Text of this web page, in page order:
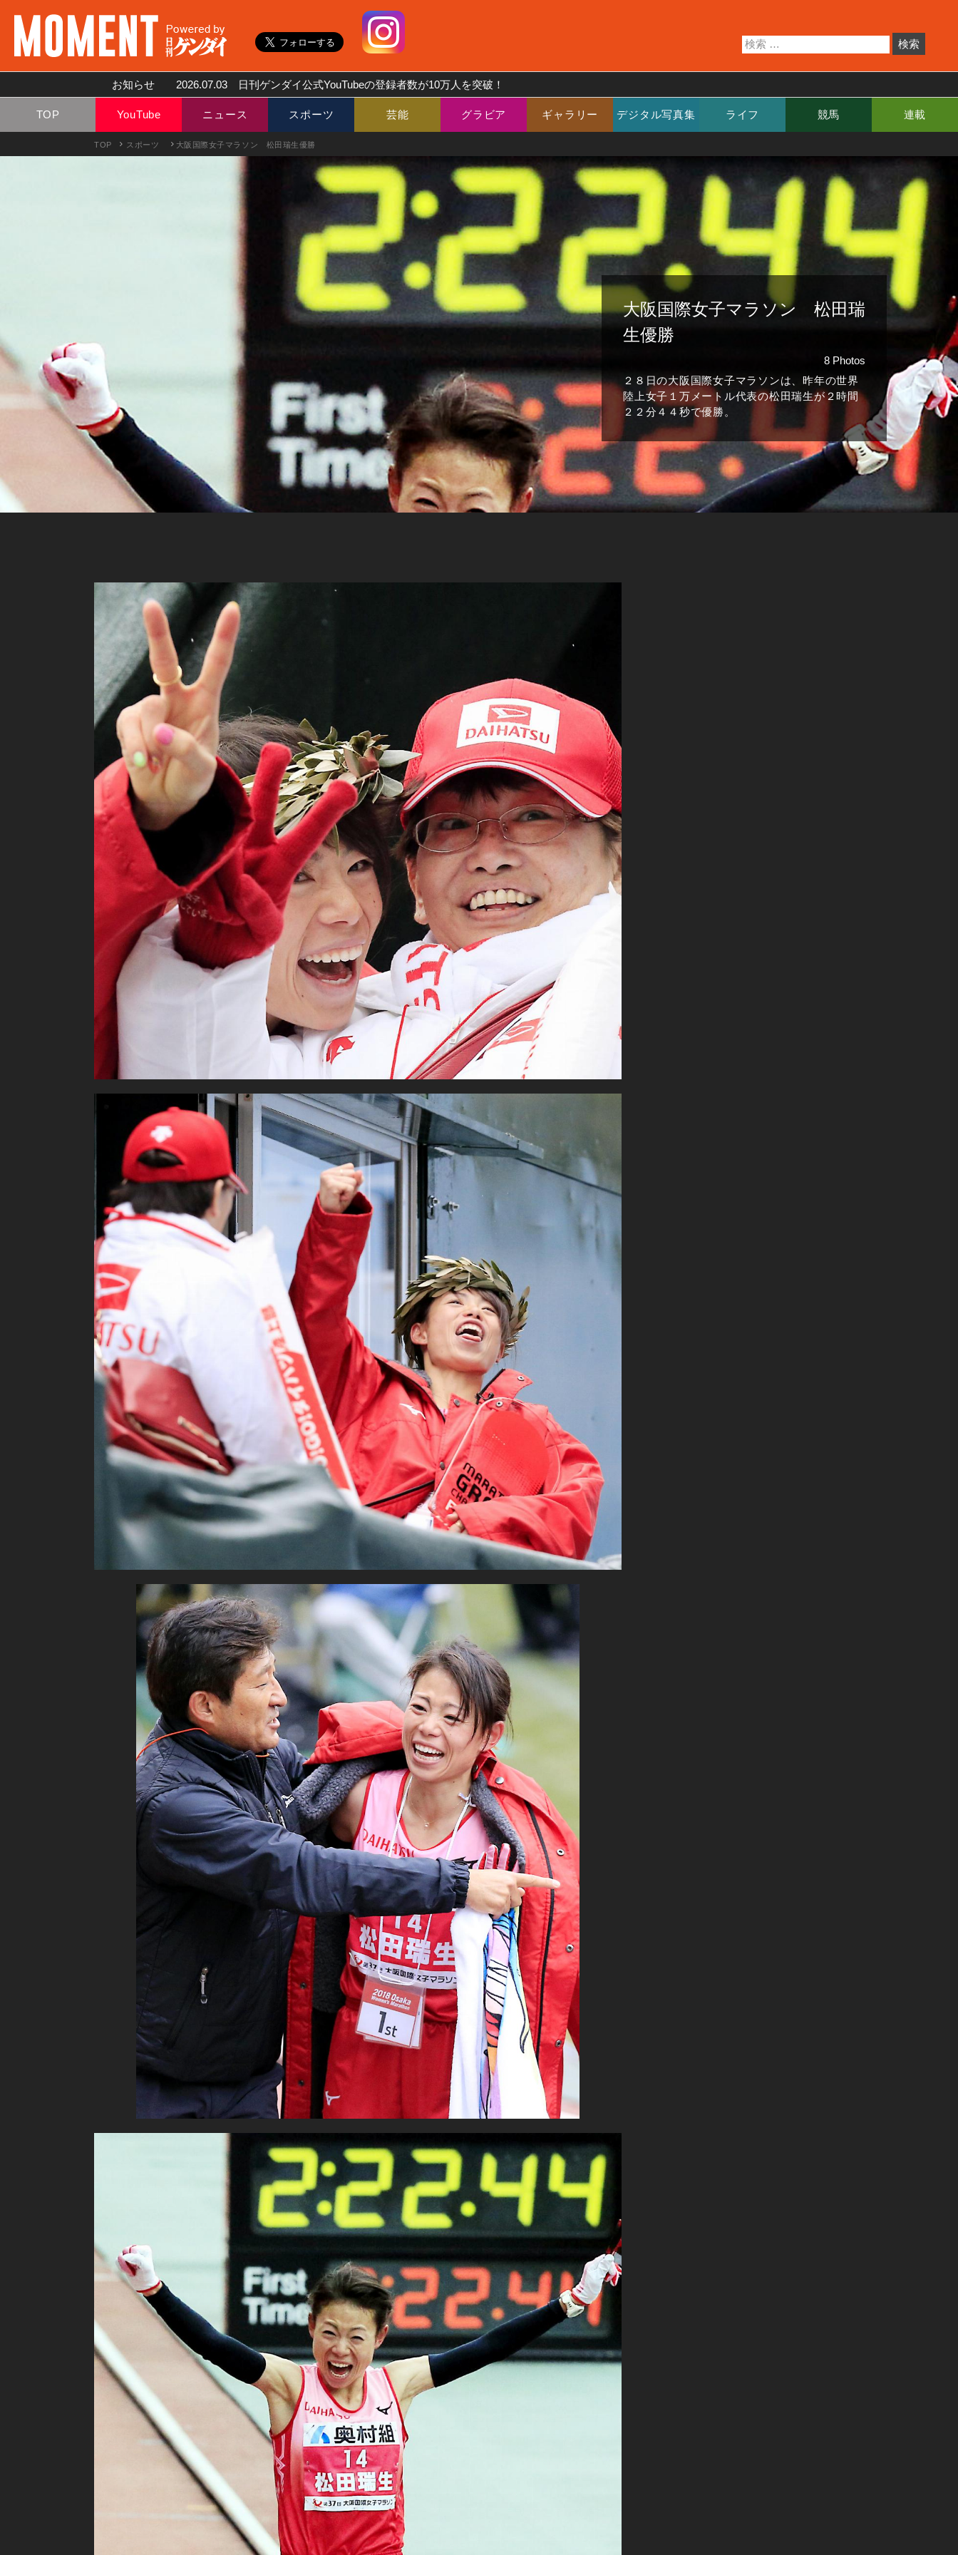
お知らせ 2026.07.03 日刊ゲンダイ公式YouTubeの登録者数が10万人を突破！
TOP YouTube ニュース スポーツ 芸能 グラビア ギャラリー デジタル写真集 ライフ 競馬 連載
TOP スポーツ 大阪国際女子マラソン 松田瑞生優勝
大阪国際女子マラソン 松田瑞
生優勝
8 Photos
２８日の大阪国際女子マラソンは、昨年の世界
陸上女子１万メートル代表の松田瑞生が２時間
２２分４４秒で優勝。